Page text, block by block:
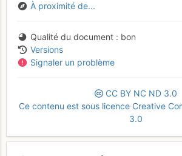
À proximité de...
Qualité du document
bon
Versions
Signaler un problème
CC BY NC ND 3.0
Ce contenu est sous licence Creative
3.0